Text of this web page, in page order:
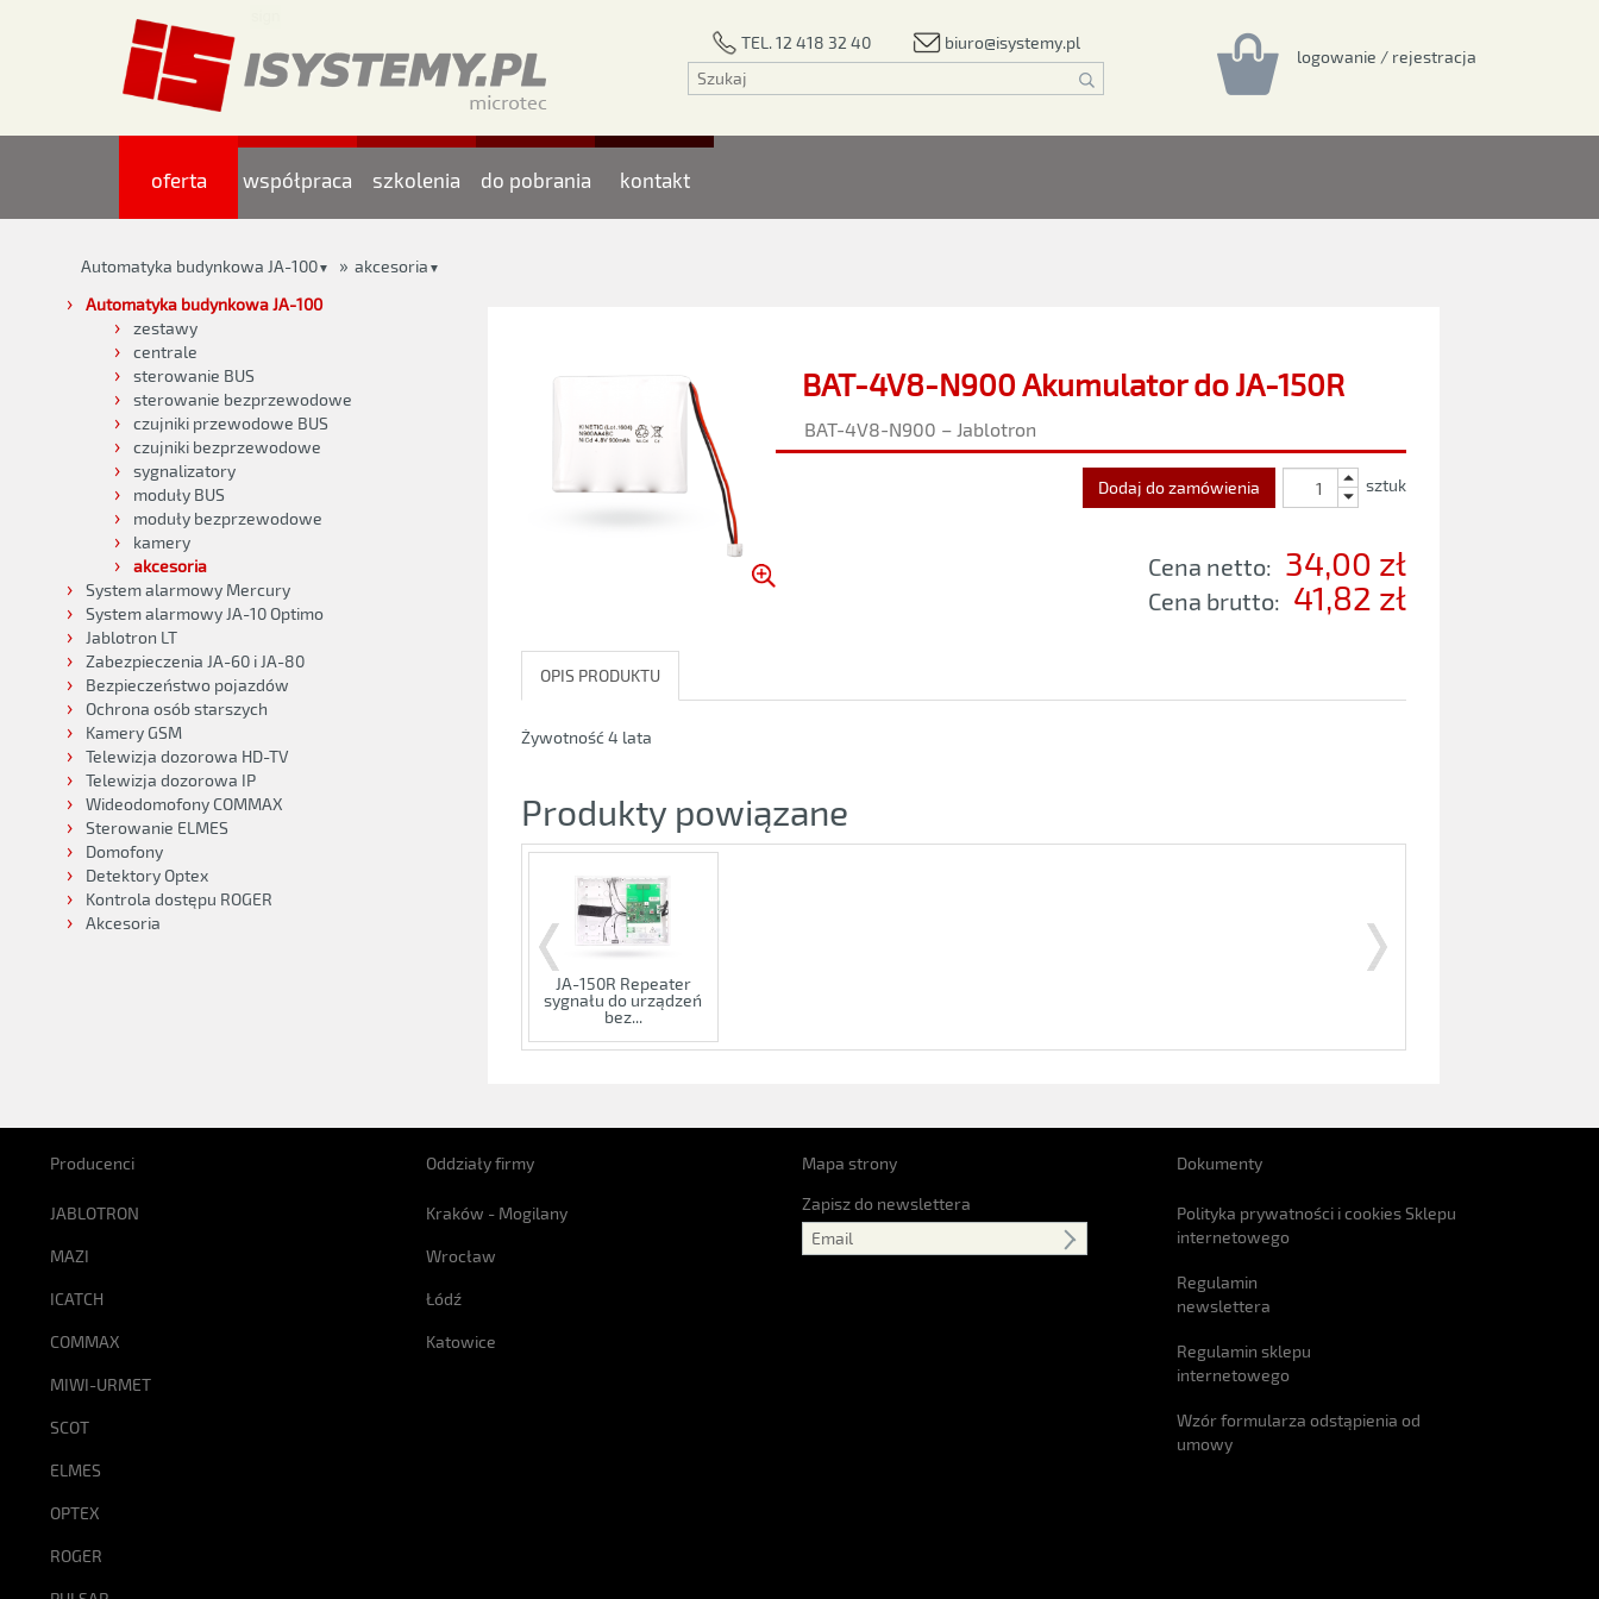
TEL. 12 418 32 40 biuro@isystemy.pl
logowanie / rejestracja
oferta współpraca szkolenia do pobrania kontakt
Automatyka budynkowa JA-100▼ » akcesoria ▼
Automatyka budynkowa JA-100
zestawy
centrale
sterowanie BUS
sterowanie bezprzewodowe
czujniki przewodowe BUS
czujniki bezprzewodowe
sygnalizatory
moduły BUS
moduły bezprzewodowe
kamery
akcesoria
System alarmowy Mercury
System alarmowy JA-10 Optimo
Jablotron LT
Zabezpieczenia JA-60 i JA-80
Bezpieczeństwo pojazdów
Ochrona osób starszych
Kamery GSM
Telewizja dozorowa HD-TV
Telewizja dozorowa IP
Wideodomofony COMMAX
Sterowanie ELMES
Domofony
Detektory Optex
Kontrola dostępu ROGER
Akcesoria
BAT-4V8-N900 Akumulator do JA-150R
BAT-4V8-N900 – Jablotron
Dodaj do zamówienia sztuk
Cena netto: 34,00 zł
Cena brutto: 41,82 zł
OPIS PRODUKTU
Żywotność 4 lata
Produkty powiązane
JA-150R Repeater
sygnału do urządzeń
bez...
Producenci
JABLOTRON
MAZI
ICATCH
COMMAX
MIWI-URMET
SCOT
ELMES
OPTEX
ROGER
Oddziały firmy
Kraków - Mogilany
Wrocław
Łódź
Katowice
Mapa strony
Zapisz do newslettera
Dokumenty
Polityka prywatności i cookies Sklepu
internetowego
Regulamin
newslettera
Regulamin sklepu
internetowego
Wzór formularza odstąpienia od
umowy